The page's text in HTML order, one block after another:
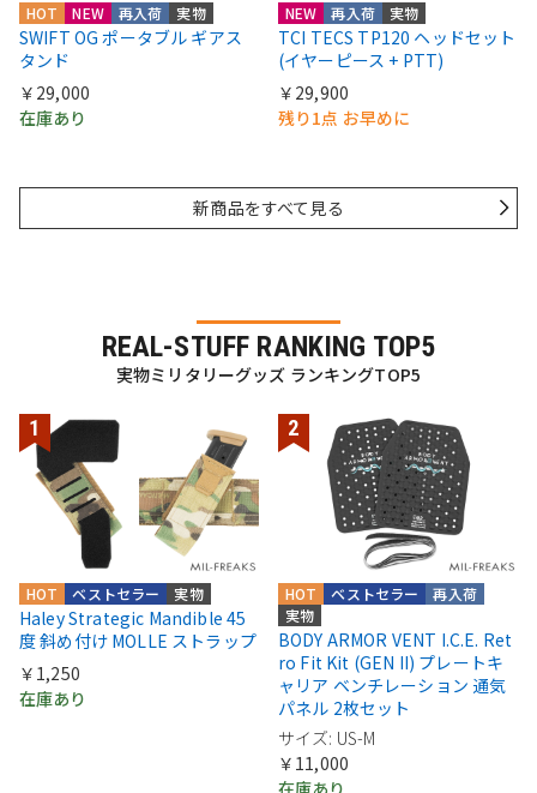
HOT NEW 再入荷 実物
SWIFT OG ポータブル ギアス
タンド
￥29,000
在庫あり
NEW 再入荷 実物
TCI TECS TP120 ヘッドセット
(イヤーピース + PTT)
￥29,900
残り1点 お早めに
新商品をすべて見る
REAL-STUFF RANKING TOP5
実物ミリタリーグッズ ランキングTOP5
実物
ベストセラー
HOT
Haley Strategic Mandible 45
度 斜め付け MOLLE ストラップ
￥1,250
在庫あり
実物
再入荷
ベストセラー
HOT
BODY ARMOR VENT I.C.E. Ret
ro Fit Kit (GEN II) プレートキ
ャリア ベンチレーション 通気
パネル 2枚セット
サイズ: US-M
￥11,000